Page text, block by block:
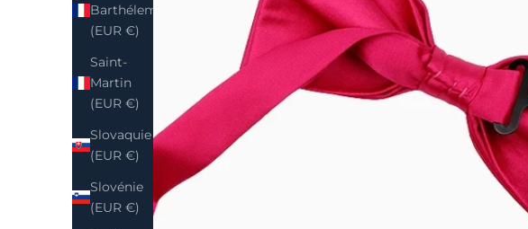
Barthélemy
(EUR €)
Saint-
Martin
(EUR €)
Slovaquie
(EUR €)
Slovénie
(EUR €)